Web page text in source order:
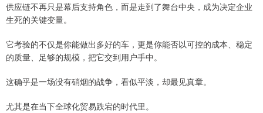
供应链不再只是幕后支持角色，而是走到了舞台中央，成为决定企业
生死的关键变量。
它考验的不仅是你能做出多好的车，更是你能否以可控的成本、稳定
的质量、足够的规模，把它交到用户手中。
这确乎是一场没有硝烟的战争，看似平淡，却最见真章。
尤其是在当下全球化贸易跌宕的时代里。